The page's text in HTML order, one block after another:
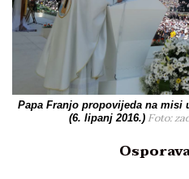
Papa Franjo propovijeda na misi
(6. lipanj 2016.) Foto: